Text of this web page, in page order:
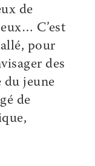
de
C’est
pour
des
du jeune
de